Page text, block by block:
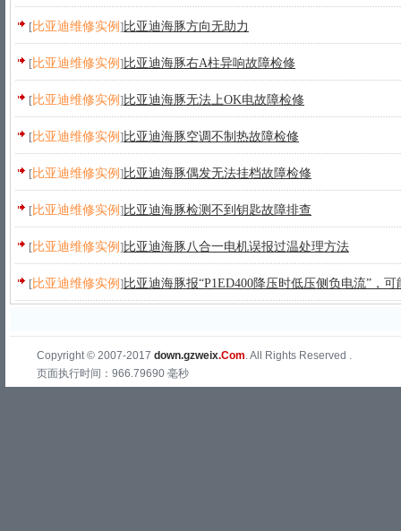
[比亚迪维修实例 ]比亚迪海豚方向无助力
[比亚迪维修实例 ]比亚迪海豚右A柱异响故障检修
[比亚迪维修实例 ]比亚迪海豚无法上OK电故障检修
[比亚迪维修实例 ]比亚迪海豚空调不制热故障检修
[比亚迪维修实例 ]比亚迪海豚偶发无法挂档故障检修
[比亚迪维修实例 ]比亚迪海豚检测不到钥匙故障排查
[比亚迪维修实例 ]比亚迪海豚八合一电机误报过温处理方法
[比亚迪维修实例 ]比亚迪海豚报“P1ED400降压时低压侧负电流”，
Copyright © 2007-2017 down.gzweix.Com. All Rights Reserved .
页面执行时间：966.79690 毫秒